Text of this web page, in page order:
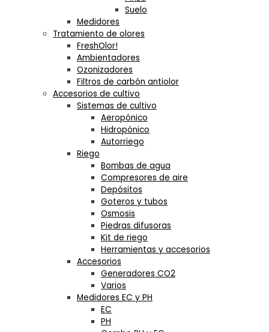
Suelo
Medidores
Tratamiento de olores
FreshOlor!
Ambientadores
Ozonizadores
Filtros de carbón antiolor
Accesorios de cultivo
Sistemas de cultivo
Aeropónico
Hidropónico
Autorriego
Riego
Bombas de agua
Compresores de aire
Depósitos
Goteros y tubos
Osmosis
Piedras difusoras
Kit de riego
Herramientas y accesorios
Accesorios
Generadores CO2
Varios
Medidores EC y PH
EC
PH